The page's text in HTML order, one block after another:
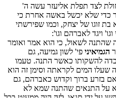
לצד תפלת אליעזר עשה ה'
כדי שלא יכשל באשה אחרת כי
בת זוגו של יצחק, וכמו שפירשתי
וגו' ויגד לאברהם וגו':
שהתנה לשאול, כי הוא אמר ואומר
הגמיאיני פי' לשון גמיעה, גם
להשקותו כאשר התנה. טעמו
שעלו המים לקראתה וסימן זה הוא
אם בזרע ברוך וקדוש כאברהם, גם
על התנאים שהתנה שמא לא